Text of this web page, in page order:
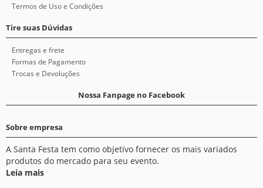
Termos de Uso e Condições
Tire suas Dúvidas
Entregas e frete
Formas de Pagamento
Trocas e Devoluções
Nossa Fanpage no Facebook
Sobre empresa
A Santa Festa tem como objetivo fornecer os mais variados
produtos do mercado para seu evento.
Leia mais